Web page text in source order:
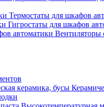
Термостаты для шкафов
Гигростаты для шкафов
Вентиляторы